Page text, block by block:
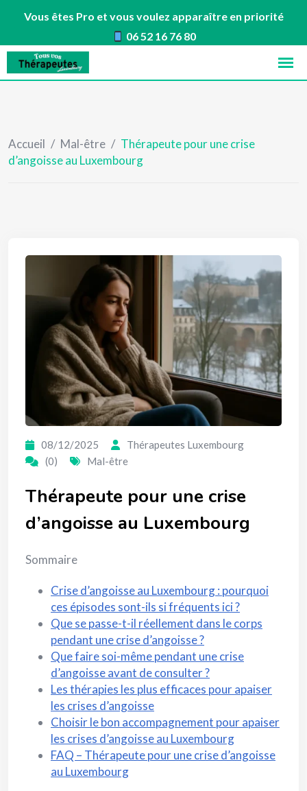
Vous êtes Pro et vous voulez apparaître en priorité
06 52 16 76 80
Skip
content
Accueil / Mal-être / Thérapeute pour une crise
d’angoisse au Luxembourg
08/12/2025
Thérapeutes Luxembourg
(0)
Mal-être
Thérapeute pour une crise
d’angoisse au Luxembourg
Sommaire
Crise d’angoisse au Luxembourg : pourquoi
ces épisodes sont-ils si fréquents ici ?
Que se passe-t-il réellement dans le corps
pendant une crise d’angoisse ?
Que faire soi-même pendant une crise
d’angoisse avant de consulter ?
Les thérapies les plus efficaces pour apaiser
les crises d’angoisse
Choisir le bon accompagnement pour apaiser
les crises d’angoisse au Luxembourg
FAQ – Thérapeute pour une crise d’angoisse
au Luxembourg